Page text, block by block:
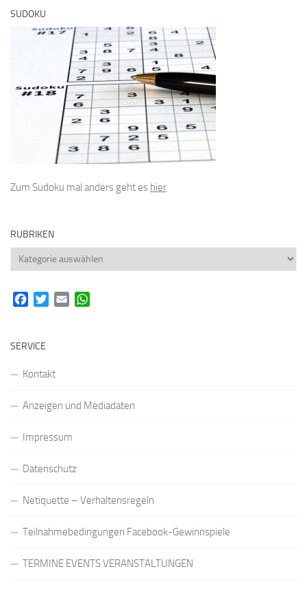
SUDOKU
Zum Sudoku mal anders geht es hier
RUBRIKEN
Rubriken
FacebookTwitterEmail
SERVICE
Kontakt
Anzeigen und Mediadaten
Impressum
Datenschutz
Netiquette – Verhaltensregeln
Teilnahmebedingungen Facebook-Gewinnspiele
TERMINE EVENTS VERANSTALTUNGEN